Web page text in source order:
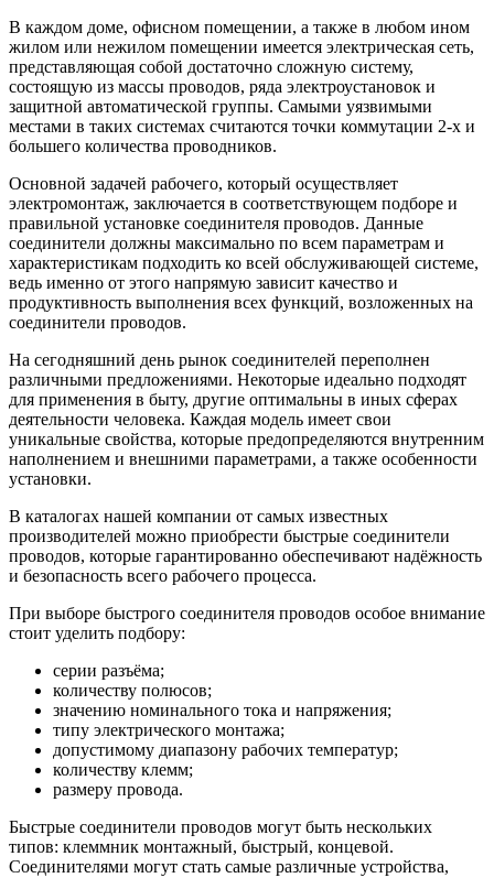
В каждом доме, офисном помещении, а также в любом ином
жилом или нежилом помещении имеется электрическая сеть,
представляющая собой достаточно сложную систему,
состоящую из массы проводов, ряда электроустановок и
защитной автоматической группы. Самыми уязвимыми
местами в таких системах считаются точки коммутации 2-х и
большего количества проводников.
Основной задачей рабочего, который осуществляет
электромонтаж, заключается в соответствующем подборе и
правильной установке соединителя проводов. Данные
соединители должны максимально по всем параметрам и
характеристикам подходить ко всей обслуживающей системе,
ведь именно от этого напрямую зависит качество и
продуктивность выполнения всех функций, возложенных на
соединители проводов.
На сегодняшний день рынок соединителей переполнен
различными предложениями. Некоторые идеально подходят
для применения в быту, другие оптимальны в иных сферах
деятельности человека. Каждая модель имеет свои
уникальные свойства, которые предопределяются внутренним
наполнением и внешними параметрами, а также особенности
установки.
В каталогах нашей компании от самых известных
производителей можно приобрести быстрые соединители
проводов, которые гарантированно обеспечивают надёжность
и безопасность всего рабочего процесса.
При выборе быстрого соединителя проводов особое внимание
стоит уделить подбору:
серии разъёма;
количеству полюсов;
значению номинального тока и напряжения;
типу электрического монтажа;
допустимому диапазону рабочих температур;
количеству клемм;
размеру провода.
Быстрые соединители проводов могут быть нескольких
типов: клеммник монтажный, быстрый, концевой.
Соединителями могут стать самые различные устройства,